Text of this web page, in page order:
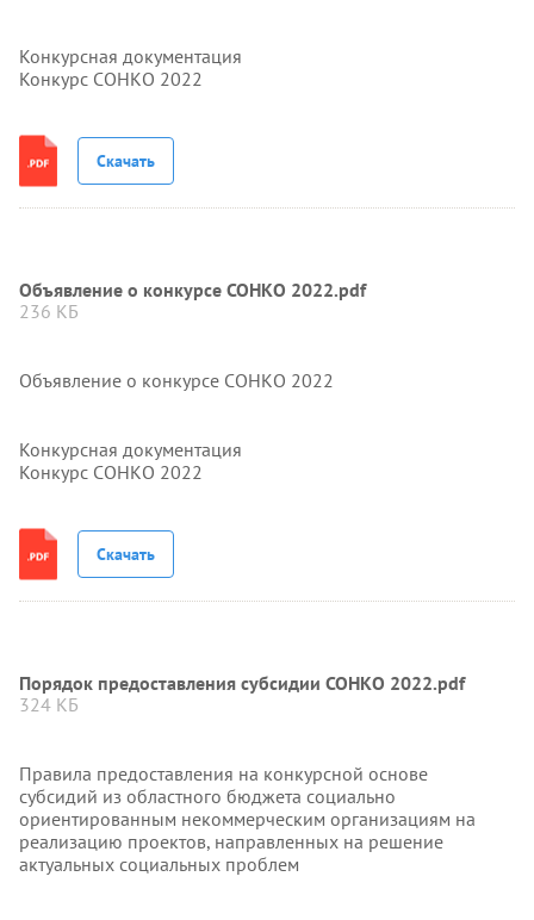
Конкурсная документация
Конкурс СОНКО 2022
Скачать
Объявление о конкурсе СОНКО 2022.pdf
236 КБ
Объявление о конкурсе СОНКО 2022
Конкурсная документация
Конкурс СОНКО 2022
Скачать
Порядок предоставления субсидии СОНКО 2022.pdf
324 КБ
Правила предоставления на конкурсной основе
субсидий из областного бюджета социально
ориентированным некоммерческим организациям на
реализацию проектов, направленных на решение
актуальных социальных проблем